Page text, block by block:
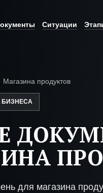
Ситуации
Магазина продуктов
БИЗНЕСА
для магазина